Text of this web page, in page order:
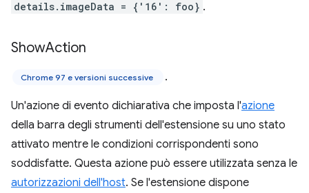
details.imageData = {'16': foo} .
ShowAction
Chrome 97 e versioni successive .
Un'azione di evento dichiarativa che imposta l'azione
della barra degli strumenti dell'estensione su uno stato
attivato mentre le condizioni corrispondenti sono
soddisfatte. Questa azione può essere utilizzata senza le
autorizzazioni dell'host. Se l'estensione dispone